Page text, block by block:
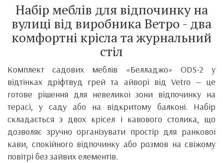
Набір меблів для відпочинку на
вулиці від виробника Ветро - два
комфортні крісла та журнальний
стіл
Комплект садових меблів «Белладжо» ODS-2 у
відтінках дріфтвуд грей та айворі від Vetro — це
готове рішення для невеликої зони відпочинку на
терасі, у саду або на відкритому балконі. Набір
складається з двох крісел і кавового столика, що
дозволяє зручно організувати простір для ранкової
кави, спокійного відпочинку або розмов на свіжому
повітрі без зайвих елементів.